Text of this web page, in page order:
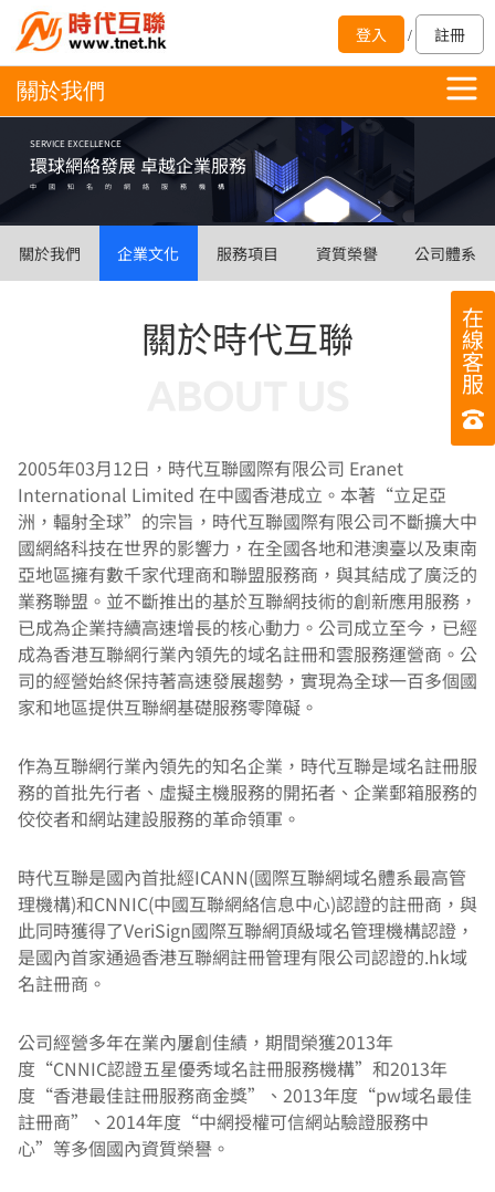
登入 / 註冊
在
線
客
服
關於我們
SERVICE EXCELLENCE
環球網絡發展 卓越企業服務
中國知名的網絡服務機構
關於我們 企業文化 服務項目 資質榮譽 公司體系
關於時代互聯
2005年03月12日，時代互聯國際有限公司 Eranet
International Limited 在中國香港成立。本著“立足亞
洲，輻射全球”的宗旨，時代互聯國際有限公司不斷擴大中
國網絡科技在世界的影響力，在全國各地和港澳臺以及東南
亞地區擁有數千家代理商和聯盟服務商，與其結成了廣泛的
業務聯盟。並不斷推出的基於互聯網技術的創新應用服務，
已成為企業持續高速增長的核心動力。公司成立至今，已經
成為香港互聯網行業內領先的域名註冊和雲服務運營商。公
司的經營始終保持著高速發展趨勢，實現為全球一百多個國
家和地區提供互聯網基礎服務零障礙。
作為互聯網行業內領先的知名企業，時代互聯是域名註冊服
務的首批先行者、虛擬主機服務的開拓者、企業郵箱服務的
佼佼者和網站建設服務的革命領軍。
時代互聯是國內首批經ICANN(國際互聯網域名體系最高管
理機構)和CNNIC(中國互聯網絡信息中心)認證的註冊商，與
此同時獲得了VeriSign國際互聯網頂級域名管理機構認證，
是國內首家通過香港互聯網註冊管理有限公司認證的.hk域
名註冊商。
公司經營多年在業內屢創佳績，期間榮獲2013年
度“CNNIC認證五星優秀域名註冊服務機構”和2013年
度“香港最佳註冊服務商金獎”、2013年度“pw域名最佳
註冊商”、2014年度“中網授權可信網站驗證服務中
心”等多個國內資質榮譽。